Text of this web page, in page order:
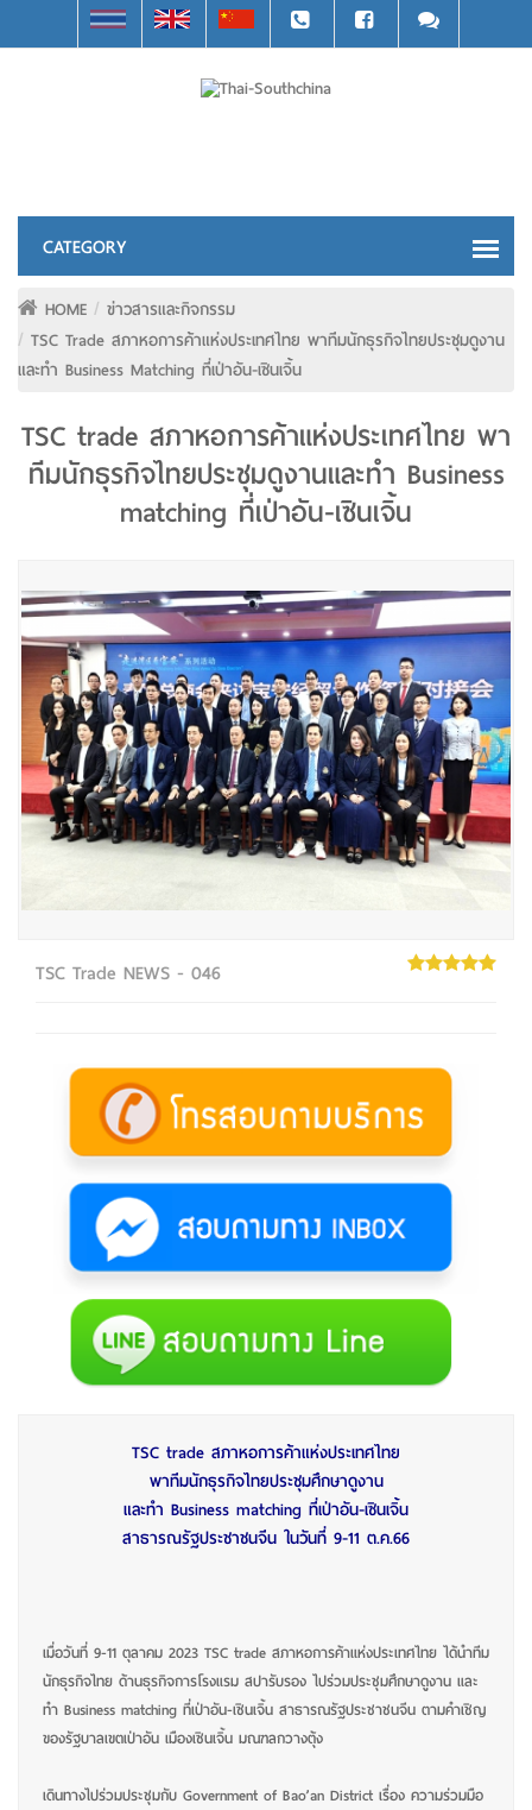
HOME
ข่าวสารและกิจกรรม
TSC Trade สภาหอการค้าแห่งประเทศไทย พาทีมนักธุรกิจไทยประชุมดูงาน
และทำ Business Matching ที่เป่าอัน-เซินเจิ้น
TSC trade สภาหอการค้าแห่งประเทศไทย พา
ทีมนักธุรกิจไทยประชุมดูงานและทำ Business
matching ที่เป่าอัน-เซินเจิ้น
TSC Trade NEWS - 046
TSC trade สภาหอการค้าแห่งประเทศไทย
พาทีมนักธุรกิจไทยประชุมศึกษาดูงาน
และทำ Business matching ที่เป่าอัน-เซินเจิ้น
สาธารณรัฐประชาชนจีน ในวันที่ 9-11 ต.ค.66
เมื่อวันที่ 9-11 ตุลาคม 2023 TSC trade สภาหอการค้าแห่งประเทศไทย ได้นำทีม
นักธุรกิจไทย ด้านธุรกิจการโรงแรม สปารับรอง ไปร่วมประชุมศึกษาดูงาน และ
ทำ Business matching ที่เป่าอัน-เซินเจิ้น สาธารณรัฐประชาชนจีน ตามคำเชิญ
ของรัฐบาลเขตเป่าอัน เมืองเซินเจิ้น มณฑลกวางตุ้ง
เดินทางไปร่วมประชุมกับ Government of Bao’an District เรื่อง ความร่วมมือ